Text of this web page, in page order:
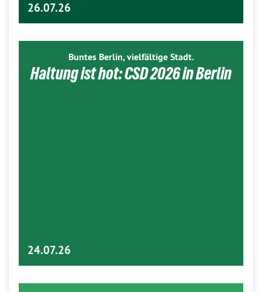
26.07.26
Buntes Berlin, vielfältige Stadt.
Haltung ist hot: CSD 2026 in Berlin
24.07.26